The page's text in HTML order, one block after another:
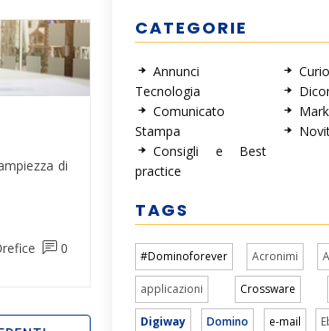
di
0
CATEGORIE
Annunci
Tecnologia
Comunicato
Stampa
Consigli e Best
practice
TAGS
#Dominoforever Acronimi
applicazioni Crossware
Digiway Domino e-mail